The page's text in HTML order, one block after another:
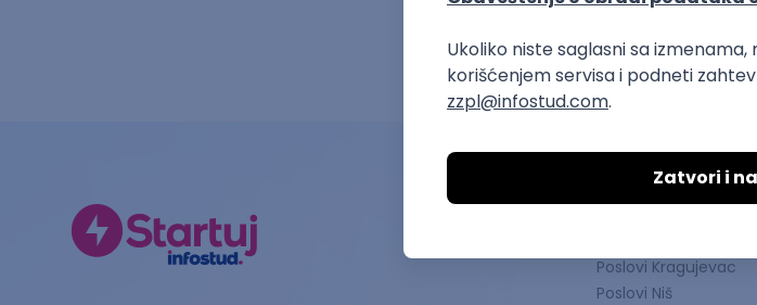
Poslovi
Poslovi Kragujevac
Poslovi Niš